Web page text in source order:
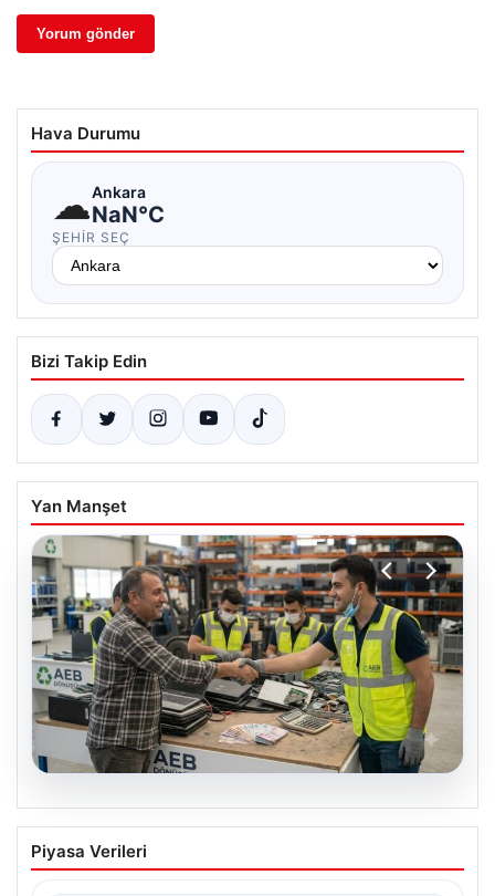
Hava Durumu
☁Ankara
NaN°C
ŞEHIR SEÇ
Bizi Takip Edin
Yan Manşet
Profesyonel Atık Dönüşümü ve Geri
Hizmetleri
Piyasa Verileri